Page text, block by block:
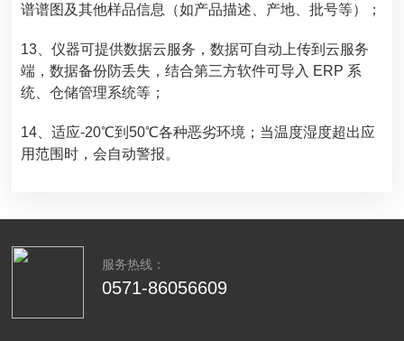
谱谱图及其他样品信息（如产品描述、产地、批号等）；
13、仪器可提供数据云服务，数据可自动上传到云服务
端，数据备份防丢失，结合第三方软件可导入 ERP 系
统、仓储管理系统等；
14、适应-20℃到50℃各种恶劣环境；当温度湿度超出应
用范围时，会自动警报。
服务热线：
0571-86056609